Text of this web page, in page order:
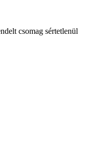
csomag sértetlenül